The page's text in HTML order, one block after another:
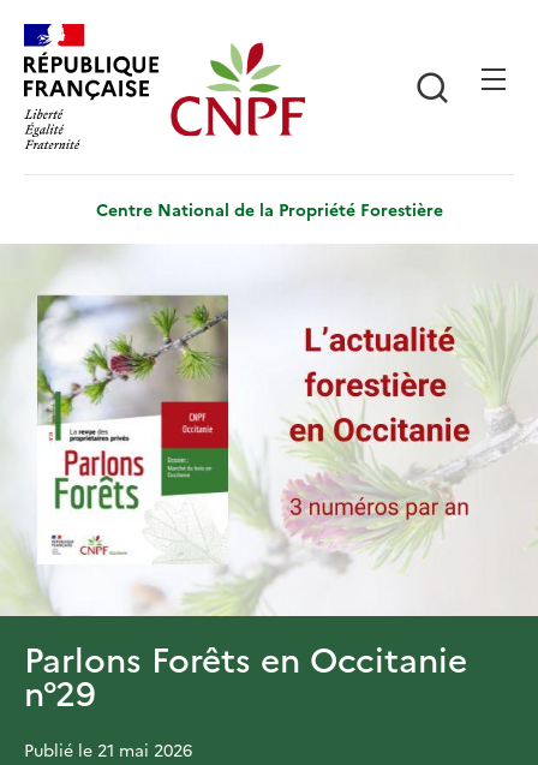
contenu
principal
Centre National de la Propriété Forestière
Parlons Forêts en Occitanie
n°29
Publié le 21 mai 2026